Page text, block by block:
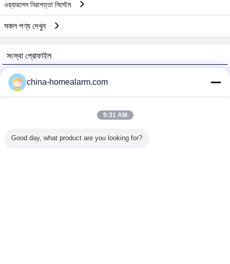
ওয়্যারলেস নিরাপত্তা সিস্টেম
সকল পণ্য দেখুন
সংস্থা প্রোফাইল
Alarms Series Technology Co., Limited
যাচাইকৃত সরবরাহকারী
china-homealarm.com
9:31 AM
Good day, what product are you looking for?